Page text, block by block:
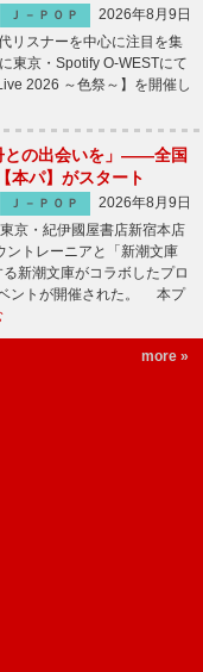
Ｊ－ＰＯＰ
2026年8月9日
リスナーを中心に注目を集
東京・Spotify O-WESTにて
2026 ～色祭～】を開催し
との出会いを」――全国
本パ】がスタート
Ｊ－ＰＯＰ
2026年8月9日
京・紀伊國屋書店新宿本店
ントレーニアと「新潮文庫
新潮文庫がコラボしたプロ
ントが開催された。 本プ
more »